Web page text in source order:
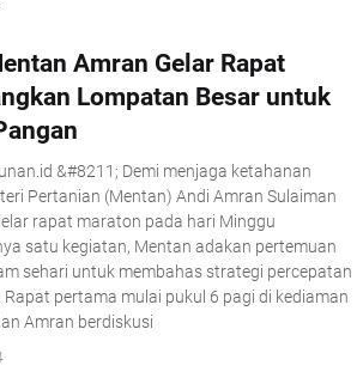
Amran Gelar Rapat
Lompatan Besar untuk
&#8211; Demi menjaga ketahanan
Pertanian (Mentan) Andi Amran Sulaiman
rapat maraton pada hari Minggu
satu kegiatan, Mentan adakan pertemuan
sehari untuk membahas strategi percepatan
pertama mulai pukul 6 pagi di kediaman
Amran berdiskusi